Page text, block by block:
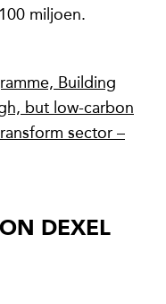
miljoen.
Building
but low-carbon
sector –
DEXEL